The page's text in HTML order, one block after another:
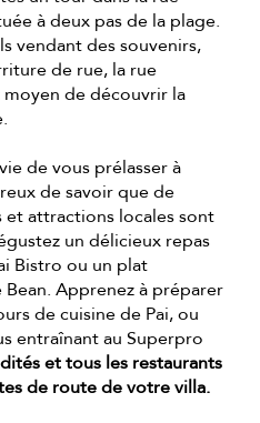
à deux pas de la plage.
vendant des souvenirs,
de rue, la rue
de découvrir la
de vous prélasser à
de savoir que de
attractions locales sont
un délicieux repas
Bistro ou un plat
Apprenez à préparer
de cuisine de Pai, ou
entraînant au Superpro
et tous les restaurants
de route de votre villa.